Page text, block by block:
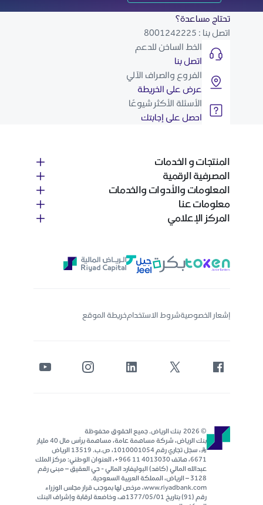
تحتاج مساعدة؟
اتصل بنا : 8001242225
الخط الساخن للدعم
اتصل بنا
الفروع والصراف الآلي
عرض على الخريطة
الأسئلة الأكثر شيوعًا
احصل على إجابتك
المنتجات و الخدمات
المصرفية الرقمية
المعلومات والأدوات والخدمات
معلومات عنا
المركز الإعلامي
إشعار الخصوصيةشروط الاستخدامخريطة الموقع
بنك الرياض، شركة مساهمة عامة، مساهمة برأس مال 40 مليار
ر..س، سجل تجاري رقم 1010001054، ص.ب. 13519 الرياض
6671، هاتف 4013030 11 966+، العنوان الوطني: مركز الملك
عبدالله المالي (كافد) البوليفارد المالي - حي العقيق – مبنى رقم
٣١٢٨ – الرياض، المملكة العربية السعودية.
www.riyadbank.com، مرخص لها بموجب قرار مجلس الوزراء
رقم (91) بتاريخ 1377/05/01هـ، وخاضعة لرقابة وإشراف البنك